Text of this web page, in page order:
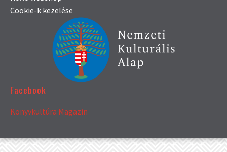
Cookie-k kezelése
Facebook
Könyvkultúra Magazin